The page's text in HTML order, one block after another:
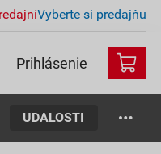
Vyberte si predajňu
Prihlásenie
UDALOSTI